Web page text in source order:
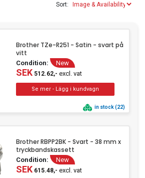
Sort:
Brother TZe-R251 - Satin - svart på
vitt
Condition: New
SEK512.62,- excl. vat
in stock (22)
Brother RBPP2BK - Svart - 38 mm x
tryckbandskassett
Condition: New
SEK615.48,- excl. vat